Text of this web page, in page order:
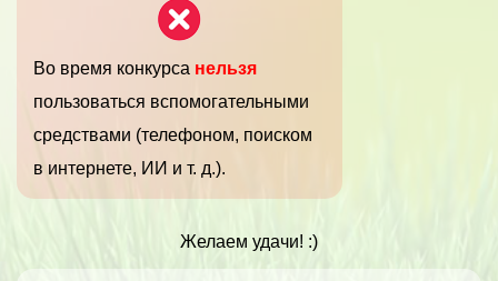
Во время конкурса нельзя
пользоваться вспомогательными
средствами (телефоном, поиском
в интернете, ИИ и т. д.).
Желаем удачи! :)